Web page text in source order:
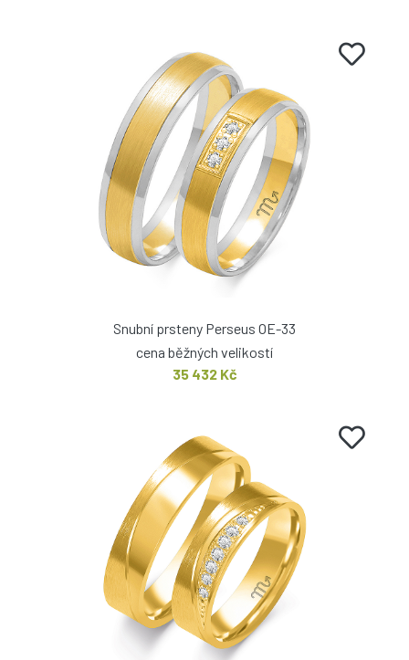
Snubní prsteny Perseus OE-33
cena běžných velikostí
35 432 Kč